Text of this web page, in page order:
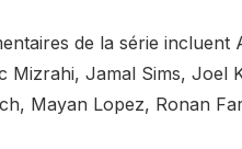
de la série
Mizrahi, Jamal Sims, Joel
Mayan Lopez, Ronan